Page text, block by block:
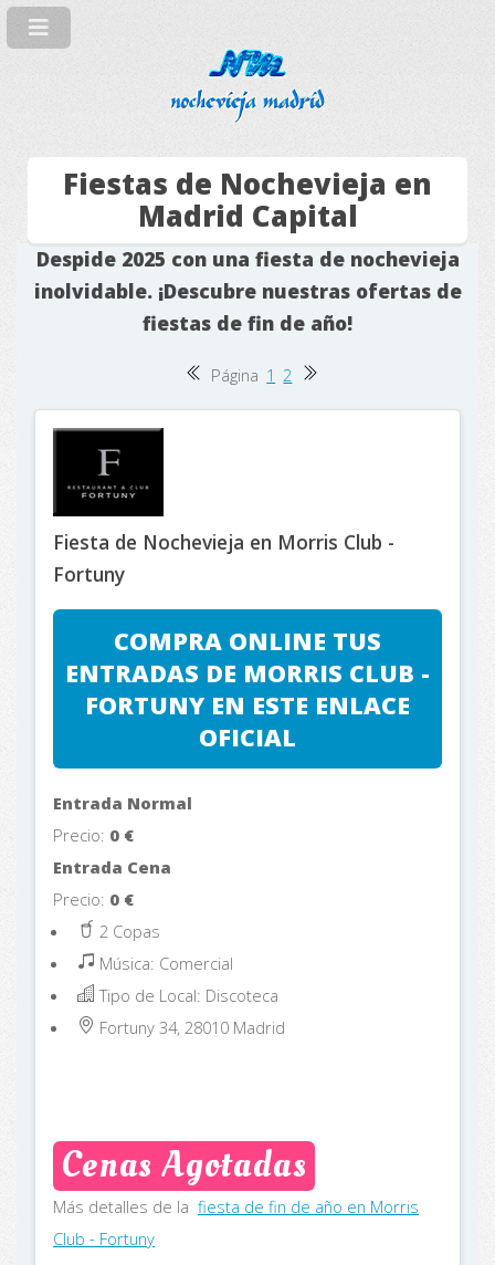
Fiestas de Nochevieja en
Madrid Capital
Despide 2025 con una fiesta de nochevieja
inolvidable. ¡Descubre nuestras ofertas de
fiestas de fin de año!
Página 1 2
Fiesta de Nochevieja en Morris Club -
Fortuny
COMPRA ONLINE TUS
ENTRADAS DE MORRIS CLUB -
FORTUNY EN ESTE ENLACE
OFICIAL
Entrada Normal
Precio: 0 €
Entrada Cena
Precio: 0 €
2 Copas
Música: Comercial
Tipo de Local: Discoteca
Fortuny 34, 28010 Madrid
Cenas Agotadas
Más detalles de la fiesta de fin de año en Morris
Club - Fortuny